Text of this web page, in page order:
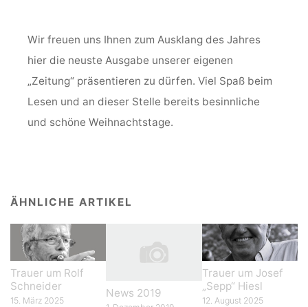
Wir freuen uns Ihnen zum Ausklang des Jahres
hier die neuste Ausgabe unserer eigenen
„Zeitung“ präsentieren zu dürfen. Viel Spaß beim
Lesen und an dieser Stelle bereits besinnliche
und schöne Weihnachtstage.
ÄHNLICHE ARTIKEL
Trauer um Rolf
Schneider
15. März 2025
News 2019
Trauer um Josef
„Sepp“ Hiesl
12. August 2025